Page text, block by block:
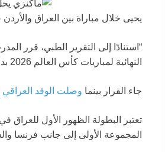
يحيى خلال مباراة بين العراق والأردن في
“استنادًا إلى التقرير الطبي، قرر
النهائية لمباريات كأس العالم 2026 بدلاً من أحمد يحيى،” حسبما قال المنتخب الوطني
جاء القرار بينما وصلت الوفد العراقي
المجموعة الأولى إلى جانب فرنسا